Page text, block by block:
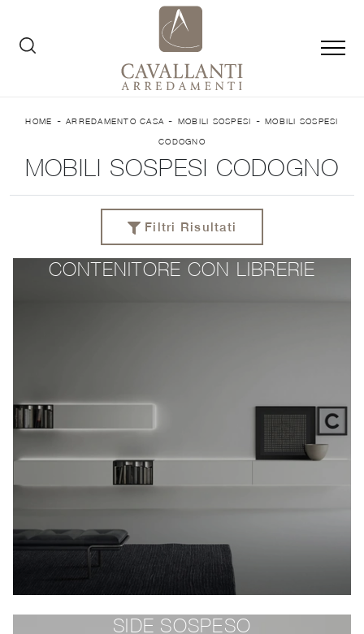
HOME -ARREDAMENTO CASA - MOBILI SOSPESI -MOBILI SOSPESI
CODOGNO
MOBILI SOSPESI CODOGNO
Filtri Risultati
CONTENITORE CON LIBRERIE
SIDE SOSPESO